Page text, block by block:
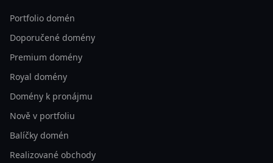
Portfolio domén
Doporučené domény
Premium domény
Royal domény
Domény k pronájmu
Nově v portfoliu
Balíčky domén
Realizované obchody